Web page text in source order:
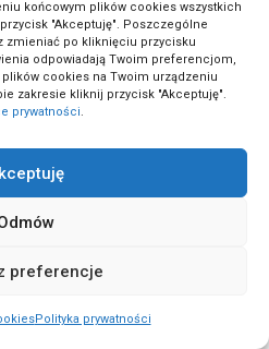
końcowym plików cookies wszystkich
"Akceptuję". Poszczególne
zmieniać po kliknięciu przycisku
odpowiadają Twoim preferencjom,
cookies na Twoim urządzeniu
zakresie kliknij przycisk "Akceptuję".
prywatności.
preferencje
Polityka prywatności
(2)
(2)